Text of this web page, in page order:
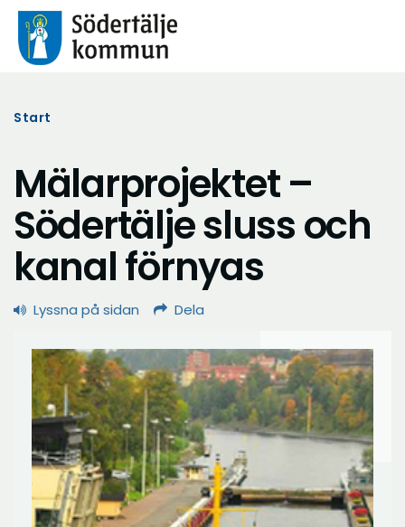
Start
Mälarprojektet –
Södertälje sluss och
kanal förnyas
Lyssna på sidan Dela